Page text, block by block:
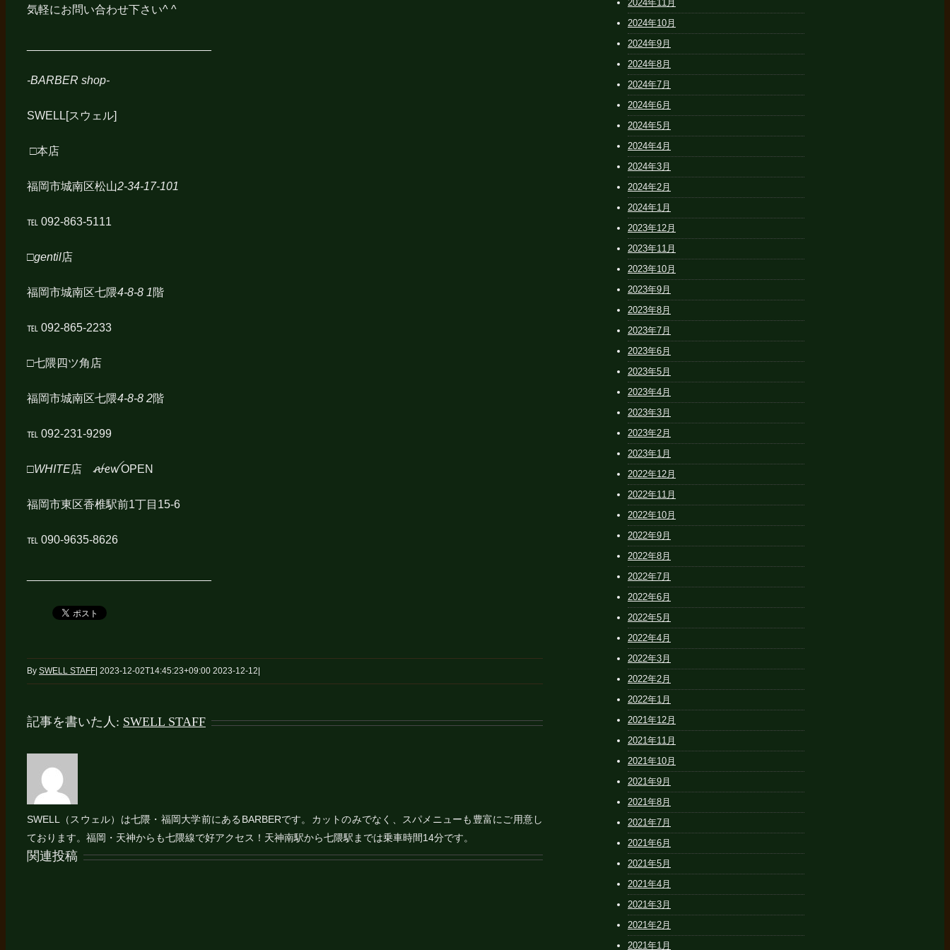
気軽にお問い合わせ下さい^ ^
-BARBER shop-
SWELL[スウェル]
□本店
福岡市城南区松山2-34-17-101
℡ 092-863-5111
□gentil店
福岡市城南区七隈4-8-8 1階
℡ 092-865-2233
□七隈四ツ角店
福岡市城南区七隈4-8-8 2階
℡ 092-231-9299
□WHITE店 ꫛꫀꪝOPEN
福岡市東区香椎駅前1丁目15-6
℡ 090-9635-8626
By SWELL STAFF 2023-12-02T14:45:23+09:00 2023-12-12
記事を書いた人: SWELL STAFF
SWELL（スウェル）は七隈・福岡大学前にあるBARBERです。カットのみでなく、スパメニューも豊富にご用意し
ております。福岡・天神からも七隈線で好アクセス！天神南駅から七隈駅までは乗車時間14分です。
関連投稿
2024年11月
2024年10月
2024年9月
2024年8月
2024年7月
2024年6月
2024年5月
2024年4月
2024年3月
2024年2月
2024年1月
2023年12月
2023年11月
2023年10月
2023年9月
2023年8月
2023年7月
2023年6月
2023年5月
2023年4月
2023年3月
2023年2月
2023年1月
2022年12月
2022年11月
2022年10月
2022年9月
2022年8月
2022年7月
2022年6月
2022年5月
2022年4月
2022年3月
2022年2月
2022年1月
2021年12月
2021年11月
2021年10月
2021年9月
2021年8月
2021年7月
2021年6月
2021年5月
2021年4月
2021年3月
2021年2月
2021年1月